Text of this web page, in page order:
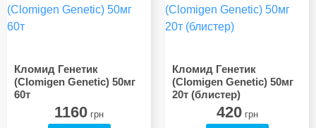
Кломид Генетик
(Clomigen Genetic) 50мг
60т
1160 грн
Кломид Генетик
(Clomigen Genetic) 50мг
20т (блистер)
420грн